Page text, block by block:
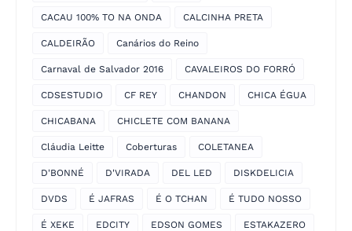
CACAU 100% TO NA ONDA CALCINHA PRETA
CALDEIRÃO Canários do Reino
Carnaval de Salvador 2016 CAVALEIROS DO FORRÓ
CDSESTUDIO CF REY CHANDON CHICA ÉGUA
CHICABANA CHICLETE COM BANANA
Cláudia Leitte Coberturas COLETANEA
D'BONNÉ D'VIRADA DEL LED DISKDELICIA
DVDS É JAFRAS É O TCHAN É TUDO NOSSO
É XEKE EDCITY EDSON GOMES ESTAKAZERO